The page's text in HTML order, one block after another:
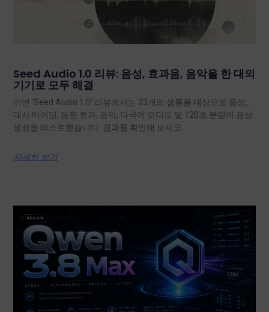
Seed Audio 1.0 리뷰: 음성, 효과음, 음악을 한 대의
기기로 모두 해결
이번 ‘Seed Audio 1.0’ 리뷰에서는 23개의 샘플을 대상으로 음성,
대사 타이밍, 음향 효과, 음악, 다국어 오디오 및 120초 분량의 음성
생성을 테스트했습니다. 결과를 확인해 보세요.
자세히 보기